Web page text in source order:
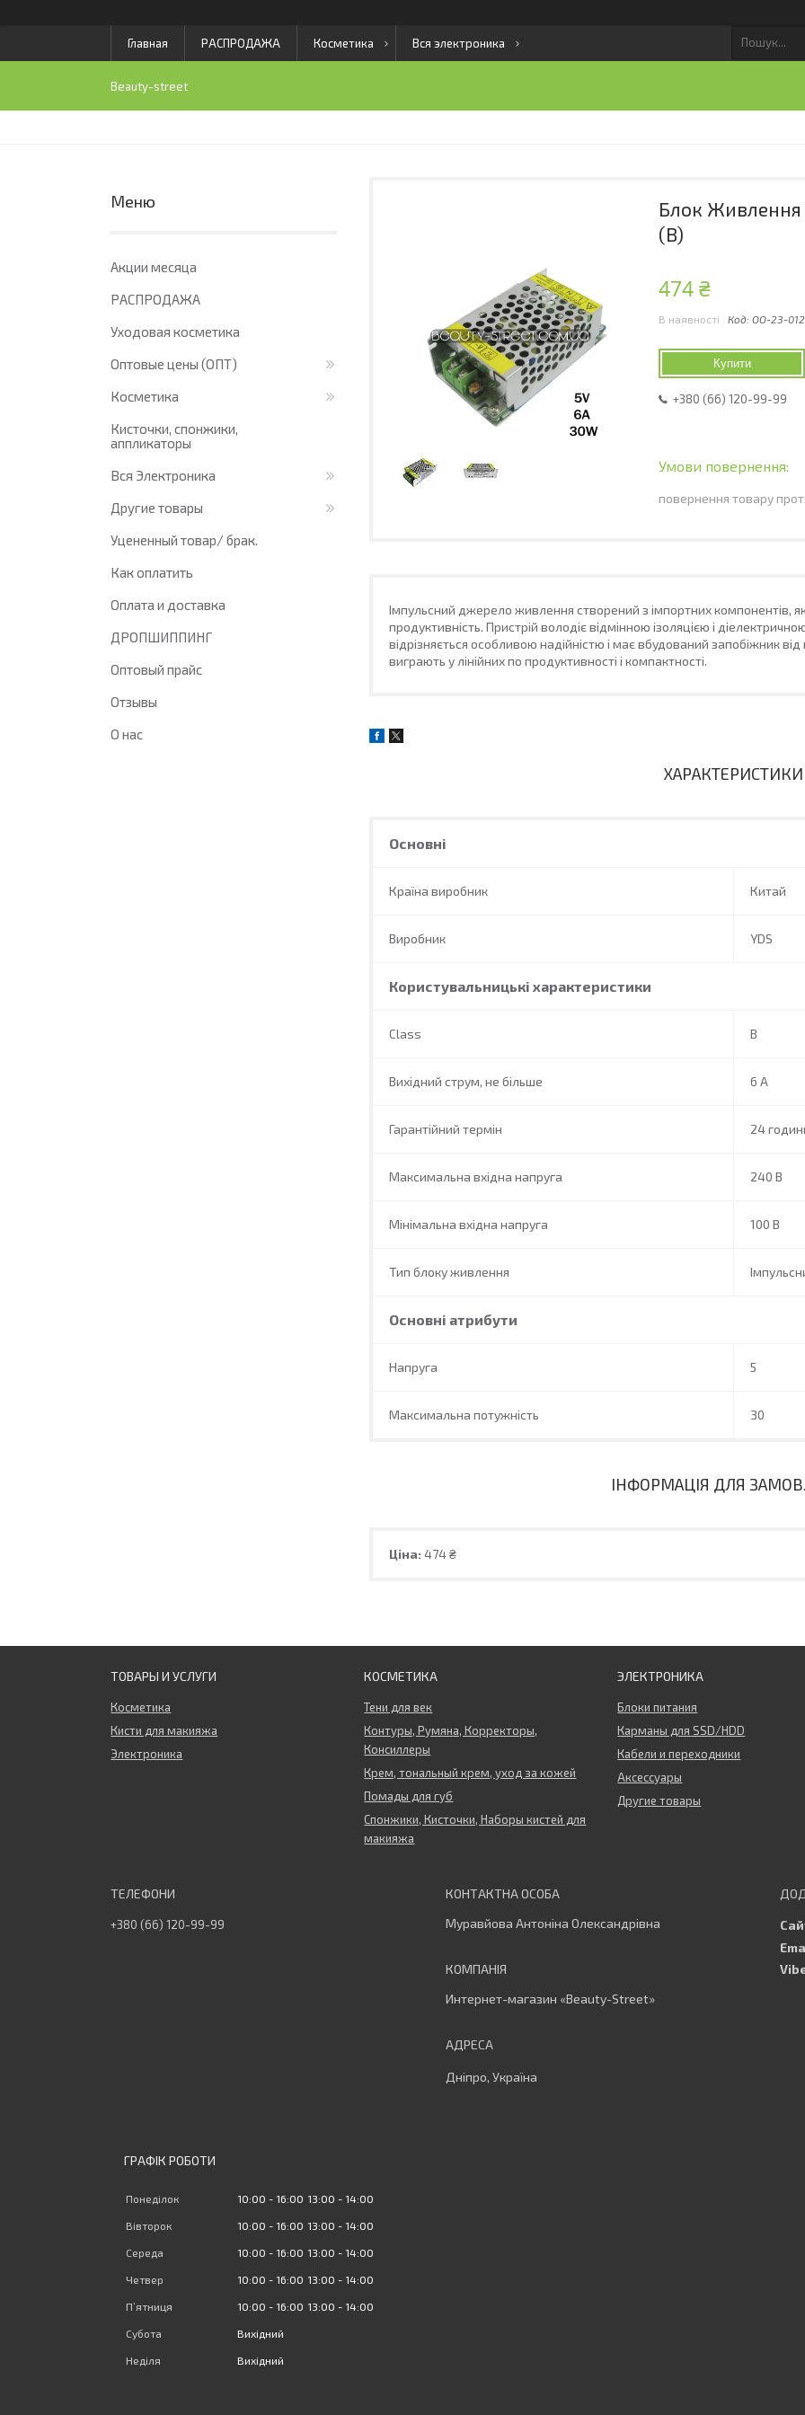
Главная РАСПРОДАЖА Косметика Вся электроника
Beauty-street
Блок Живлення
(B)
474 ₴
В наявності Код: ОО-23-012
Купити
+380 (66) 120-99-99
повернення товару
Імпульсний джерело живлення створений з імпортних компонентів,
продуктивність. Пристрій володіє відмінною ізоляцією і
відрізняється особливою надійністю і має вбудований запобіжник
виграють у лінійних по продуктивності і компактності.
ХАРАКТЕРИСТИКИ
Основні
Країна виробник Китай
Виробник YDS
Користувальницькі характеристики
Class B
Вихідний струм, не більше 6 А
Гарантійний термін 24
Максимальна вхідна напруга 240 В
Мінімальна вхідна напруга 100 В
Тип блоку живлення
Основні атрибути
Напруга 5
Максимальна потужність 30
ІНФОРМАЦІЯ ДЛЯ
Ціна: 474 ₴
Акции месяца
РАСПРОДАЖА
Уходовая косметика
Оптовые цены (ОПТ)
Косметика
Кисточки, спонжики,
аппликаторы
Вся Электроника
Другие товары
Уцененный товар/ брак.
Как оплатить
Оплата и доставка
ДРОПШИППИНГ
Оптовый прайс
Отзывы
О нас
ТОВАРЫ И УСЛУГИ
Косметика
Кисти для макияжа
Электроника
КОСМЕТИКА
Тени для век
Контуры, Румяна, Корректоры,
Консиллеры
Крем, тональный крем, уход за кожей
Помады для губ
Спонжики, Кисточки, Наборы кистей для
макияжа
ЭЛЕКТРОНИКА
Блоки питания
Карманы для SSD/HDD
Кабели и переходники
Аксессуары
Другие товары
+380 (66) 120-99-99 Муравйова Антоніна Олександрівна
Интернет-магазин «Beauty-Street»
Дніпро, Україна
ГРАФІК РОБОТИ
Понеділок 10:00 16:00 13:00 14:00
Вівторок 10:00 16:00 13:00 14:00
Середа 10:00 16:00 13:00 14:00
Четвер 10:00 16:00 13:00 14:00
Пʼятниця 10:00 16:00 13:00 14:00
Субота Вихідний
Неділя Вихідний